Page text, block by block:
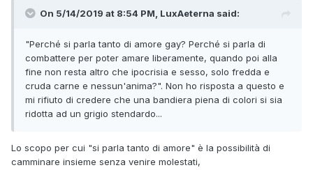
On 5/14/2019 at 8:54 PM, LuxAeterna said:
"Perché si parla tanto di amore gay? Perché si parla di
combattere per poter amare liberamente, quando poi alla
fine non resta altro che ipocrisia e sesso, solo fredda e
cruda carne e nessun'anima?". Non ho risposta a questo e
mi rifiuto di credere che una bandiera piena di colori si sia
ridotta ad un grigio stendardo...
Lo scopo per cui "si parla tanto di amore" è la possibilità di
camminare insieme senza venire molestati,